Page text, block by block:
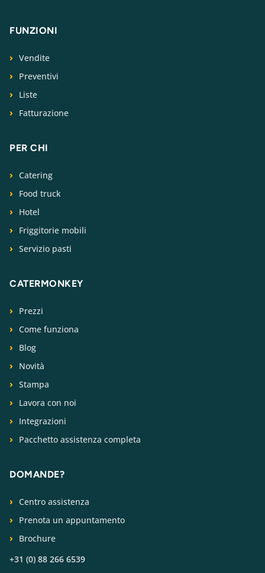
FUNZIONI
Vendite
Preventivi
Liste
Fatturazione
PER CHI
Catering
Food truck
Hotel
Friggitorie mobili
Servizio pasti
CATERMONKEY
Prezzi
Come funziona
Blog
Novità
Stampa
Lavora con noi
Integrazioni
Pacchetto assistenza completa
DOMANDE?
Centro assistenza
Prenota un appuntamento
Brochure
+31 (0) 88 266 6539